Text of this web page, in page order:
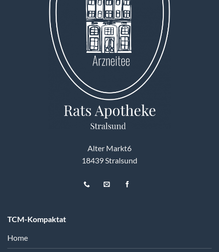
Alter Markt6
18439 Stralsund
TCM-Kompaktat
Home